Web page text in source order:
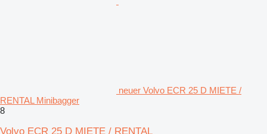
neuer Volvo ECR 25 D MIETE /
RENTAL Minibagger
8
Volvo ECR 25 D MIETE / RENTAL